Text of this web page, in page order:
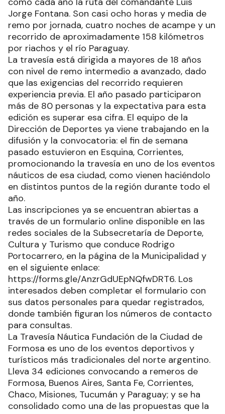
Jorge Fontana. Son casi ocho horas y media de
remo por jornada, cuatro noches de acampe y un
recorrido de aproximadamente 158 kilómetros
por riachos y el río Paraguay.
La travesía está dirigida a mayores de 18 años
con nivel de remo intermedio a avanzado, dado
que las exigencias del recorrido requieren
experiencia previa. El año pasado participaron
más de 80 personas y la expectativa para esta
edición es superar esa cifra. El equipo de la
Dirección de Deportes ya viene trabajando en la
difusión y la convocatoria: el fin de semana
pasado estuvieron en Esquina, Corrientes,
promocionando la travesía en uno de los eventos
náuticos de esa ciudad, como vienen haciéndolo
en distintos puntos de la región durante todo el
año.
Las inscripciones ya se encuentran abiertas a
través de un formulario online disponible en las
redes sociales de la Subsecretaría de Deporte,
Cultura y Turismo que conduce Rodrigo
Portocarrero, en la página de la Municipalidad y
en el siguiente enlace:
https://forms.gle/AnzrGdUEpNQfwDRT6. Los
interesados deben completar el formulario con
sus datos personales para quedar registrados,
donde también figuran los números de contacto
para consultas.
La Travesía Náutica Fundación de la Ciudad de
Formosa es uno de los eventos deportivos y
turísticos más tradicionales del norte argentino.
Lleva 34 ediciones convocando a remeros de
Formosa, Buenos Aires, Santa Fe, Corrientes,
Chaco, Misiones, Tucumán y Paraguay; y se ha
consolidado como una de las propuestas que la